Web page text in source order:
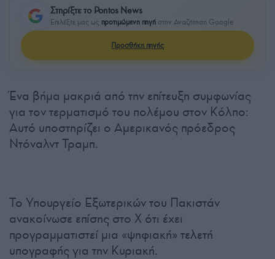
Στηρίξτε το Pontos News
Επιλέξτε μας ως προτιμώμενη πηγή στην Αναζήτηση Google
Προσθήκη πηγής
Ένα βήμα μακριά από την επίτευξη συμφωνίας
για τον τερματισμό του πολέμου στον Κόλπο:
Αυτό υποστηρίζει ο Αμερικανός πρόεδρος
Ντόναλντ Τραμπ.
Το Υπουργείο Εξωτερικών του Πακιστάν
ανακοίνωσε επίσης στο Χ ότι έχει
προγραμματιστεί μια «ψηφιακή» τελετή
υπογραφής για την Κυριακή.